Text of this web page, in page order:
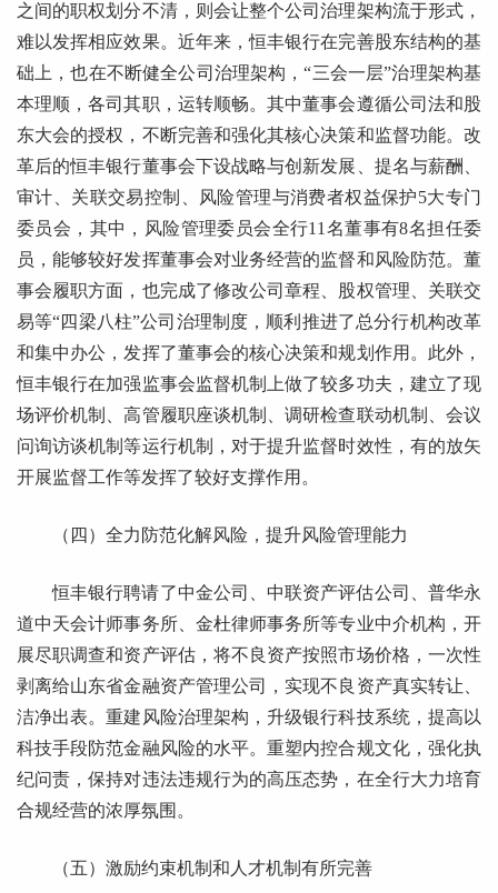
之间的职权划分不清，则会让整个公司治理架构流于形式，
难以发挥相应效果。近年来，恒丰银行在完善股东结构的基
础上，也在不断健全公司治理架构，“三会一层”治理架构基
本理顺，各司其职，运转顺畅。其中董事会遵循公司法和股
东大会的授权，不断完善和强化其核心决策和监督功能。改
革后的恒丰银行董事会下设战略与创新发展、提名与薪酬、
审计、关联交易控制、风险管理与消费者权益保护5大专门
委员会，其中，风险管理委员会全行11名董事有8名担任委
员，能够较好发挥董事会对业务经营的监督和风险防范。董
事会履职方面，也完成了修改公司章程、股权管理、关联交
易等“四梁八柱”公司治理制度，顺利推进了总分行机构改革
和集中办公，发挥了董事会的核心决策和规划作用。此外，
恒丰银行在加强监事会监督机制上做了较多功夫，建立了现
场评价机制、高管履职座谈机制、调研检查联动机制、会议
问询访谈机制等运行机制，对于提升监督时效性，有的放矢
开展监督工作等发挥了较好支撑作用。
（四）全力防范化解风险，提升风险管理能力
恒丰银行聘请了中金公司、中联资产评估公司、普华永
道中天会计师事务所、金杜律师事务所等专业中介机构，开
展尽职调查和资产评估，将不良资产按照市场价格，一次性
剥离给山东省金融资产管理公司，实现不良资产真实转让、
洁净出表。重建风险治理架构，升级银行科技系统，提高以
科技手段防范金融风险的水平。重塑内控合规文化，强化执
纪问责，保持对违法违规行为的高压态势，在全行大力培育
合规经营的浓厚氛围。
（五）激励约束机制和人才机制有所完善